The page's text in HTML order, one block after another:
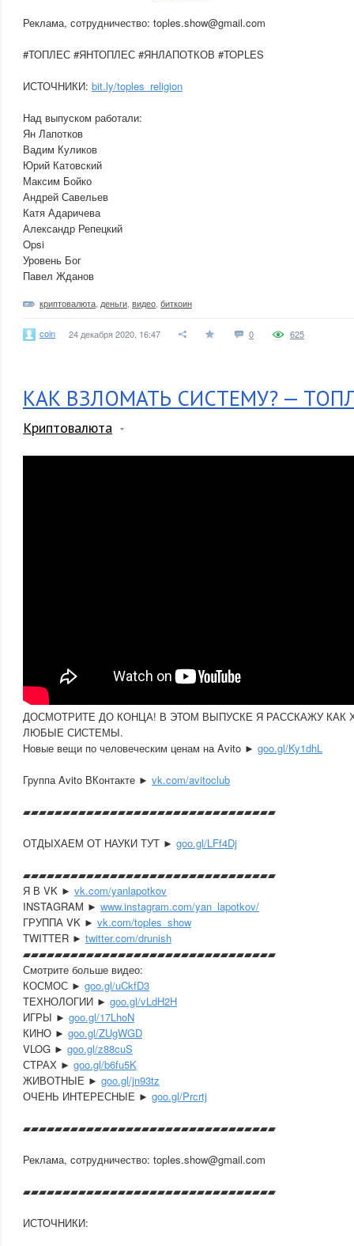
Реклама, сотрудничество: toples.show@gmail.com
#ТОПЛЕС #ЯНТОПЛЕС #ЯНЛАПОТКОВ #TOPLES
ИСТОЧНИКИ: bit.ly/toples_religion
Над выпуском работали:
Ян Лапотков
Вадим Куликов
Юрий Катовский
Максим Бойко
Андрей Савельев
Катя Адаричева
Александр Репецкий
Opsi
Уровень Бог
Павел Жданов
криптовалюта деньги видео биткоин
coin 24 декабря 2020, 16:47 0 625
КАК ВЗЛОМАТЬ СИСТЕМУ? —
Криптовалюта
ДОСМОТРИТЕ ДО КОНЦА! В ЭТОМ ВЫПУСКЕ Я РАССКАЖУ
ЛЮБЫЕ СИСТЕМЫ.
Новые вещи по человеческим ценам на Avito ► goo.gl/Ky1dhL
Группа Avito ВКонтакте ► vk.com/avitoclub
▰▰▰▰▰▰▰▰▰▰▰▰▰▰▰▰▰▰▰▰▰▰▰▰▰▰▰▰▰▰­▰▰
ОТДЫХАЕМ ОТ НАУКИ ТУТ ► goo.gl/LFf4Dj
▰▰▰▰▰▰▰▰▰▰▰▰▰▰▰▰▰▰▰▰▰▰▰▰▰▰▰▰▰▰­▰▰
Я В VK ► vk.com/yanlapotkov
INSTAGRAM ► www.instagram.com/yan_lapotkov/
ГРУППА VK ► vk.com/toples_show
TWITTER ► twitter.com/drunish
▰▰▰▰▰▰▰▰▰▰▰▰▰▰▰▰▰▰▰▰▰▰▰▰▰▰▰▰▰▰­▰▰
Смотрите больше видео:
КОСМОС ► goo.gl/uCkfD3
ТЕХНОЛОГИИ ► goo.gl/vLdH2H
ИГРЫ ► goo.gl/17LhoN
КИНО ► goo.gl/ZUgWGD
VLOG ► goo.gl/z88cuS
СТРАХ ► goo.gl/b6fu5K
ЖИВОТНЫЕ ► goo.gl/jn93tz
ОЧЕНЬ ИНТЕРЕСНЫЕ ► goo.gl/Prcrtj
▰▰▰▰▰▰▰▰▰▰▰▰▰▰▰▰▰▰▰▰▰▰▰▰▰▰▰▰▰▰­▰▰
Реклама, сотрудничество: toples.show@gmail.com
▰▰▰▰▰▰▰▰▰▰▰▰▰▰▰▰▰▰▰▰▰▰▰▰▰▰▰▰▰▰­▰▰
ИСТОЧНИКИ: